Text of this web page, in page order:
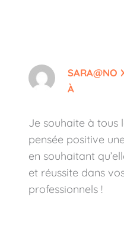
SARA@NO
À
Je souhaite à tous
pensée positive
en souhaitant
et réussite dans
professionnels !